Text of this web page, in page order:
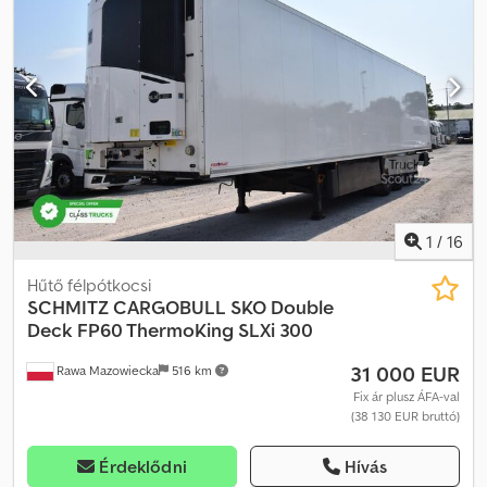
modullációval. 2 hőmérséklet-érzékelő a CargoWatch-hoz. FP
dupla szárnyú szigetelt hátsó ajtó, NX17 habbal, dupla
rozsdamentes acél zárral. Mechanikus. Műanyag szerszámosláda
fedéltartóval, tokokkal és fiókkal a berendezés mögött. SCHMITZ
fekete műanyag üzemanyagtartály 245l, 1 betöltőnyílás; BIO-dízel
igazolás. Gumiabroncsok: 385/65 R22,5. Teljes hossz – 13 550 mm. A
pótkocsi teljes szélessége: 2 600 mm. Teljes magasság (terhelés
nélkül) – 4 000 mm. Raklapállvány 36 EUR-/ 24 ISO-raklaphoz.
ROTOS SCB futómű (tárcsafékek). Gumiabroncs-információk
Credpfszrdr Ssx Afwjf Bal elöl – 5 mm Jobb elöl – 5 mm Bal
középen – 5 mm Jobb középen – 5 mm Bal hátul – 5 mm Jobb1 / 16
Rawa Mazowiecka 516 km
Hűtő félpótkocsi
SCHMITZ CARGOBULL SKO Double
Deck FP60 ThermoKing SLXi 300
31 000 EUR
Fix ár plusz ÁFA-val
(38 130 EUR bruttó)
Érdeklődni Hívás